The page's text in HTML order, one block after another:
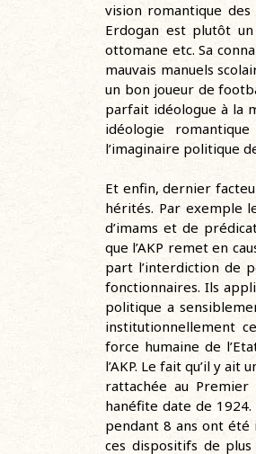
vision romantique
Erdogan est plutôt
ottomane etc. Sa
mauvais manuels
un bon joueur de
parfait idéologue à la
idéologie
l’imaginaire politique
Et enfin, dernier
hérités. Par exemple
d’imams et de
que l’AKP remet en
part l’interdiction de
fonctionnaires. Ils
politique a
institutionnellement
force humaine de
l’AKP. Le fait qu’il y
rattachée au
hanéfite date de
pendant 8 ans ont été
ces dispositifs de